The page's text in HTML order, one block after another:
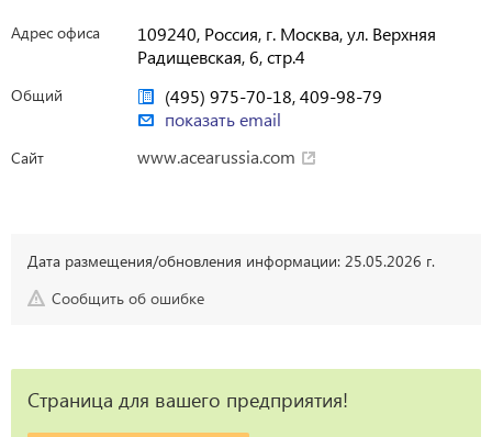
Адрес офиса
109240, Россия, г. Москва, ул. Верхняя
Радищевская, 6, стр.4
Общий
(495) 975-70-18, 409-98-79
показать email
Сайт www.acearussia.com
Дата размещения/обновления информации: 25.05.2026 г.
Сообщить об ошибке
Страница для вашего предприятия!